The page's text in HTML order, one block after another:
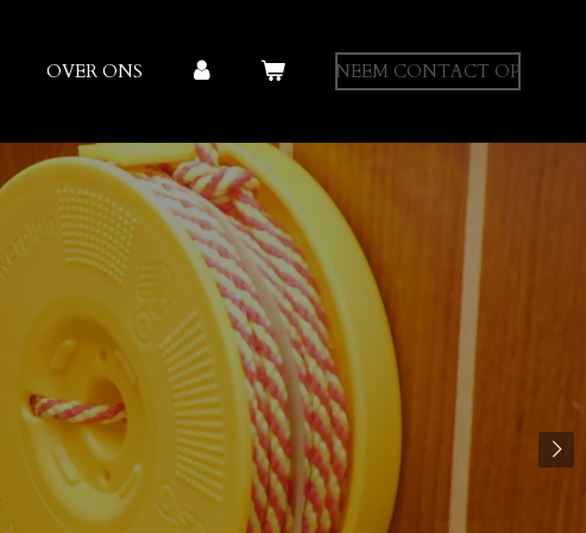
OVER ONS NEEM CONTACT OP